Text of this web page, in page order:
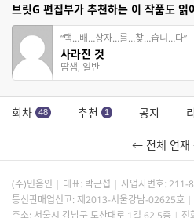
브릿G 편집부가 추천하는 이 작품도 읽
“택…배…상자…를…찾…습니…다”
사라진 것
땀샘, 일반
회차 48 추천 1 공지
← 전체 연재
(주)민음인 대표: 박근섭 사업자번호: 211-
통신판매업신고: 제2013-서울강남-02625호
주소: 서울시 강남구 도산대로 1길 62 5층
전